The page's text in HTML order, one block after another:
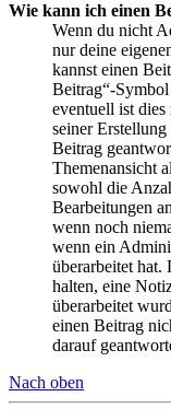
Wie kann ich einen
Wenn du nicht
nur deine
kannst einen
Beitrag“-
eventuell ist
seiner
Beitrag
Themenansicht
sowohl die
Bearbeitungen
wenn noch
wenn ein
überarbeitet hat.
halten, eine
überarbeitet
einen Beitrag
darauf
Nach oben